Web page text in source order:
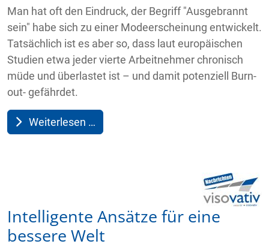
Man hat oft den Eindruck, der Begriff "Ausgebrannt
sein" habe sich zu einer Modeerscheinung entwickelt.
Tatsächlich ist es aber so, dass laut europäischen
Studien etwa jeder vierte Arbeitnehmer chronisch
müde und überlastet ist – und damit potenziell Burn-
out- gefährdet.
Weiterlesen …
Intelligente Ansätze für eine
bessere Welt